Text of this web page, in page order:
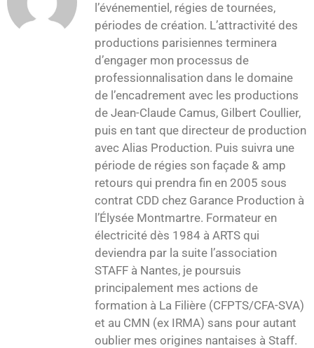
l’événementiel, régies de tournées,
périodes de création. L’attractivité des
productions parisiennes terminera
d’engager mon processus de
professionnalisation dans le domaine
de l’encadrement avec les productions
de Jean-Claude Camus, Gilbert Coullier,
puis en tant que directeur de production
avec Alias Production. Puis suivra une
période de régies son façade & amp
retours qui prendra fin en 2005 sous
contrat CDD chez Garance Production à
l’Élysée Montmartre. Formateur en
électricité dès 1984 à ARTS qui
deviendra par la suite l’association
STAFF à Nantes, je poursuis
principalement mes actions de
formation à La Filière (CFPTS/CFA-SVA)
et au CMN (ex IRMA) sans pour autant
oublier mes origines nantaises à Staff.